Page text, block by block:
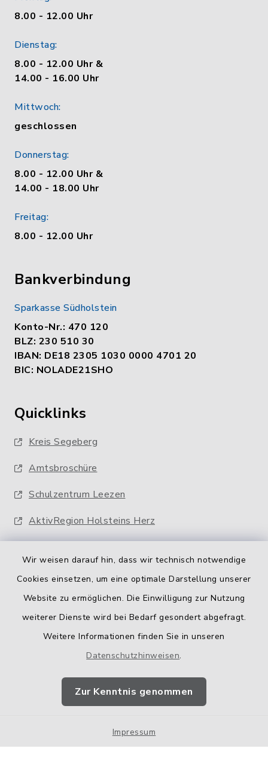
Wir weisen darauf hin, dass wir technisch notwendige
Cookies einsetzen, um eine optimale Darstellung unserer
Website zu ermöglichen. Die Einwilligung zur Nutzung
weiterer Dienste wird bei Bedarf gesondert abgefragt.
Weitere Informationen finden Sie in unseren
Datenschutzhinweisen.
Zur Kenntnis genommen
Impressum
8.00 - 12.00 Uhr
Dienstag:
8.00 - 12.00 Uhr &
14.00 - 16.00 Uhr
Mittwoch:
geschlossen
Donnerstag:
8.00 - 12.00 Uhr &
14.00 - 18.00 Uhr
Freitag:
8.00 - 12.00 Uhr
Bankverbindung
Sparkasse Südholstein
Konto-Nr.: 470 120
BLZ: 230 510 30
IBAN: DE18 2305 1030 0000 4701 20
BIC: NOLADE21SHO
Quicklinks
Kreis Segeberg
Amtsbroschüre
Schulzentrum Leezen
AktivRegion Holsteins Herz
Barrierefreiheit
Impressum
Sitemap